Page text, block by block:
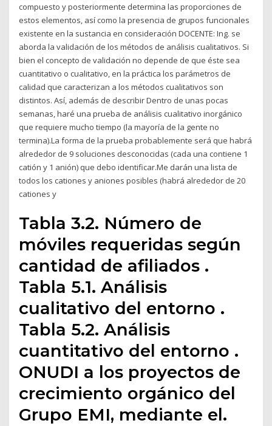
compuesto y posteriormente determina las proporciones de
estos elementos, así como la presencia de grupos funcionales
existente en la sustancia en consideración DOCENTE: Ing. se
aborda la validación de los métodos de análisis cualitativos. Si
bien el concepto de validación no depende de que éste sea
cuantitativo o cualitativo, en la práctica los parámetros de
calidad que caracterizan a los métodos cualitativos son
distintos. Así, además de describir Dentro de unas pocas
semanas, haré una prueba de análisis cualitativo inorgánico
que requiere mucho tiempo (la mayoría de la gente no
termina).La forma de la prueba probablemente será que habrá
alrededor de 9 soluciones desconocidas (cada una contiene 1
catión y 1 anión) que debo identificar.Me darán una lista de
todos los cationes y aniones posibles (habrá alrededor de 20
cationes y
Tabla 3.2. Número de
móviles requeridas según
cantidad de afiliados .
Tabla 5.1. Análisis
cualitativo del entorno .
Tabla 5.2. Análisis
cuantitativo del entorno .
ONUDI a los proyectos de
crecimiento orgánico del
Grupo EMI, mediante el.